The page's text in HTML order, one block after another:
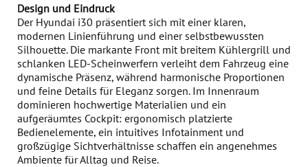
Design und Eindruck
Der Hyundai i30 präsentiert sich mit einer klaren,
modernen Linienführung und einer selbstbewussten
Silhouette. Die markante Front mit breitem Kühlergrill und
schlanken LED-Scheinwerfern verleiht dem Fahrzeug eine
dynamische Präsenz, während harmonische Proportionen
und feine Details für Eleganz sorgen. Im Innenraum
dominieren hochwertige Materialien und ein
aufgeräumtes Cockpit: ergonomisch platzierte
Bedienelemente, ein intuitives Infotainment und
großzügige Sichtverhältnisse schaffen ein angenehmes
Ambiente für Alltag und Reise.